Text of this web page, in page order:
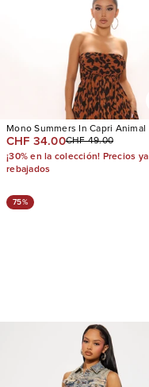
Mono Summers In Capri Animal
CHF 34.00CHF 49.00
¡30% en la colección! Precios ya
rebajados
75%